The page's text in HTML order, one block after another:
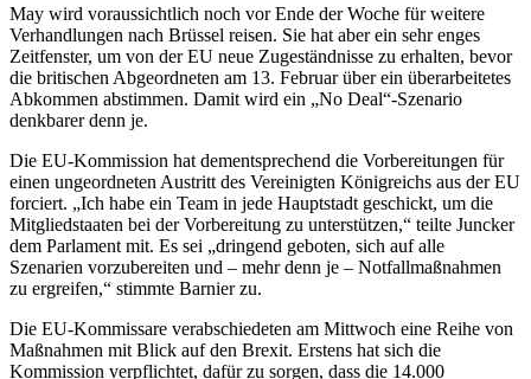
May wird voraussichtlich noch vor Ende der Woche für weitere
Verhandlungen nach Brüssel reisen. Sie hat aber ein sehr enges
Zeitfenster, um von der EU neue Zugeständnisse zu erhalten, bevor
die britischen Abgeordneten am 13. Februar über ein überarbeitetes
Abkommen abstimmen. Damit wird ein „No Deal“-Szenario
denkbarer denn je.
Die EU-Kommission hat dementsprechend die Vorbereitungen für
einen ungeordneten Austritt des Vereinigten Königreichs aus der EU
forciert. „Ich habe ein Team in jede Hauptstadt geschickt, um die
Mitgliedstaaten bei der Vorbereitung zu unterstützen,“ teilte Juncker
dem Parlament mit. Es sei „dringend geboten, sich auf alle
Szenarien vorzubereiten und – mehr denn je – Notfallmaßnahmen
zu ergreifen,“ stimmte Barnier zu.
Die EU-Kommissare verabschiedeten am Mittwoch eine Reihe von
Maßnahmen mit Blick auf den Brexit. Erstens hat sich die
Kommission verpflichtet, dafür zu sorgen, dass die 14.000